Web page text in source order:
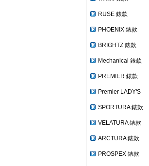
RUSE 錶款
PHOENIX 錶款
BRIGHTZ 錶款
Mechanical 錶款
PREMIER 錶款
Premier LADY'S
SPORTURA 錶款
VELATURA 錶款
ARCTURA 錶款
PROSPEX 錶款